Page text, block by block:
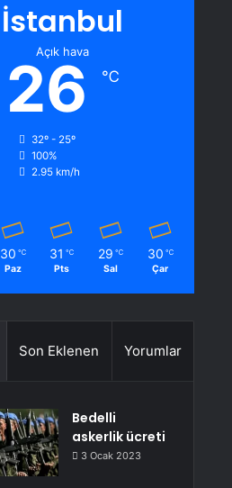
İstanbul
Açık hava
26 ℃
32º - 25º
100%
2.95 km/h
30 ℃
Paz
31 ℃
Pts
29 ℃
Sal
30 ℃
Çar
Son Eklenen Yorumlar
Bedelli
askerlik ücreti
3 Ocak 2023